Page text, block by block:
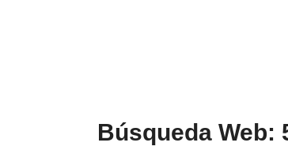
Búsqueda Web: